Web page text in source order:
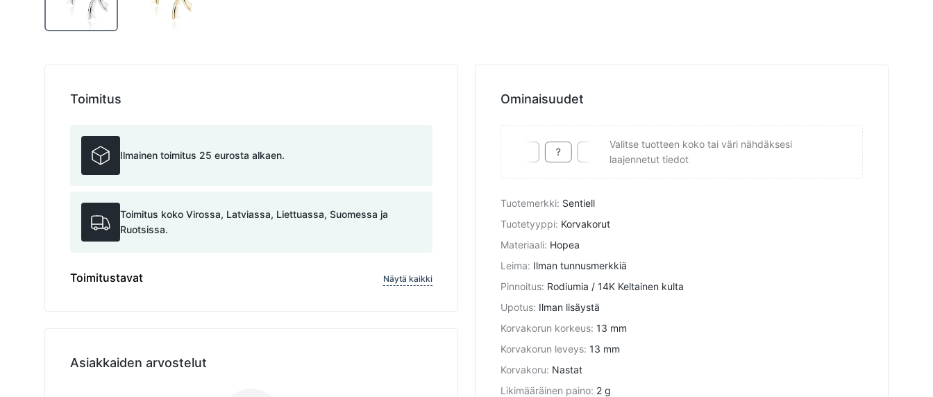
Ominaisuudet
Valitse tuotteen koko tai väri nähdäksesi
laajennetut tiedot
Tuotemerkki: Sentiell
Tuotetyyppi: Korvakorut
Materiaali: Hopea
Leima: Ilman tunnusmerkkiä
Pinnoitus: Rodiumia / 14K Keltainen kulta
Upotus: Ilman lisäystä
Korvakorun korkeus: 13 mm
Korvakorun leveys: 13 mm
Korvakoru: Nastat
Likimääräinen paino: 2 g
Toimitus
Ilmainen toimitus 25 eurosta alkaen.
Toimitus koko Virossa, Latviassa, Liettuassa, Suomessa ja
Ruotsissa.
Toimitustavat Näytä kaikki
Asiakkaiden arvostelut